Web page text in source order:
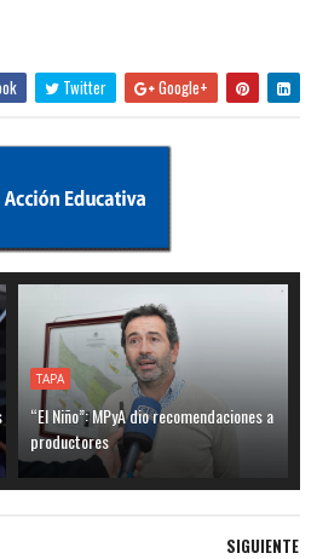
Twitter Google+
TAPA
“El Niño”: MPyA dio recomendaciones a
productores
SIGUIENTE